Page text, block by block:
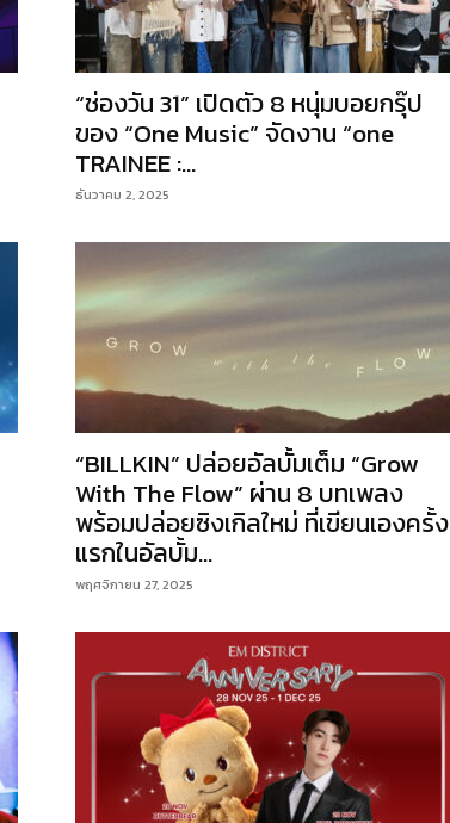
“ช่องวัน 31” เปิดตัว 8 หนุ่มบอยกรุ๊ป
ของ “One Music” จัดงาน “one
TRAINEE :...
ธันวาคม 2, 2025
“BILLKIN” ปล่อยอัลบั้มเต็ม “Grow
With The Flow” ผ่าน 8 บทเพลง
พร้อมปล่อยซิงเกิลใหม่ ที่เขียนเองครั้ง
แรกในอัลบั้ม...
พฤศจิกายน 27, 2025